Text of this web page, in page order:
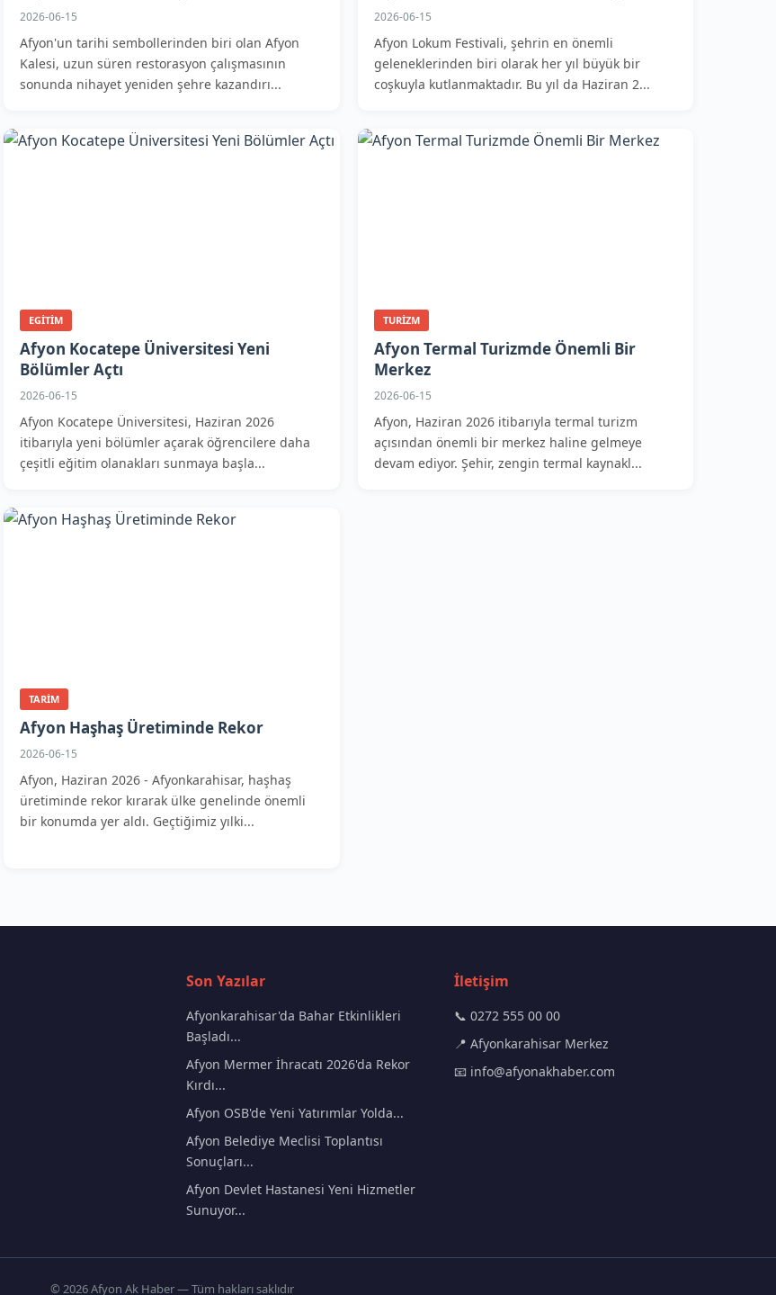
2026-06-15
Afyon'un tarihi sembollerinden biri olan Afyon
Kalesi, uzun süren restorasyon çalışmasının
sonunda nihayet yeniden şehre kazandırı...
2026-06-15
Afyon Lokum Festivali, şehrin en önemli
geleneklerinden biri olarak her yıl büyük bir
coşkuyla kutlanmaktadır. Bu yıl da Haziran 2...
EGITIM
Afyon Kocatepe Üniversitesi Yeni
Bölümler Açtı
2026-06-15
Afyon Kocatepe Üniversitesi, Haziran 2026
itibarıyla yeni bölümler açarak öğrencilere daha
çeşitli eğitim olanakları sunmaya başla...
TURIZM
Afyon Termal Turizmde Önemli Bir
Merkez
2026-06-15
Afyon, Haziran 2026 itibarıyla termal turizm
açısından önemli bir merkez haline gelmeye
devam ediyor. Şehir, zengin termal kaynakl...
TARIM
Afyon Haşhaş Üretiminde Rekor
2026-06-15
Afyon, Haziran 2026 - Afyonkarahisar, haşhaş
üretiminde rekor kırarak ülke genelinde önemli
bir konumda yer aldı. Geçtiğimiz yılki...
Son Yazılar
Afyonkarahisar'da Bahar Etkinlikleri
Başladı...
Afyon Mermer İhracatı 2026'da Rekor
Kırdı...
Afyon OSB'de Yeni Yatırımlar Yolda...
Afyon Belediye Meclisi Toplantısı
Sonuçları...
Afyon Devlet Hastanesi Yeni Hizmetler
Sunuyor...
İletişim
📞 0272 555 00 00
📍 Afyonkarahisar Merkez
📧 info@afyonakhaber.com
© 2026 Afyon Ak Haber — Tüm hakları saklıdır